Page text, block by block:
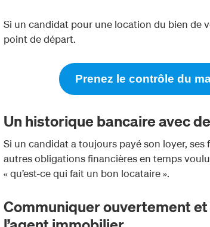
Si un candidat pour une location du bien de
point de départ.
Prenez le contrôle du
Un historique bancaire avec
Si un candidat a toujours payé son loyer,
autres obligations financières en temps
« qu’est-ce qui fait un bon locataire ».
Communiquer ouvertement